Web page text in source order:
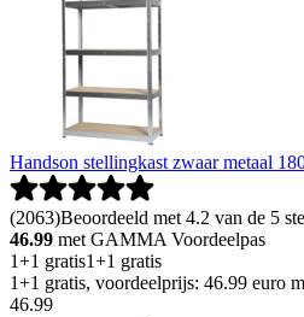
Handson stellingkast zwaar metaal
(2063)Beoordeeld met 4.2 van de 5
46.99 met GAMMA Voordeelpas
1+1 gratis1+1 gratis
1+1 gratis, voordeelprijs: 46.99 euro
46.99